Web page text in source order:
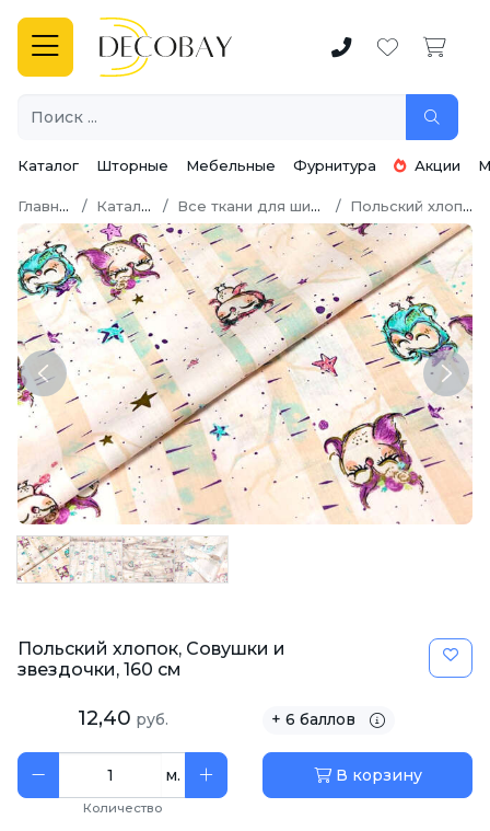
Каталог Шторные Мебельные Фурнитура Акции
Главная Каталог Все ткани для шитья Польский хлопок
Previous Next
Польский хлопок, Совушки и
звездочки, 160 см
12,40 руб. + 6 баллов
м.
Количество
В корзину